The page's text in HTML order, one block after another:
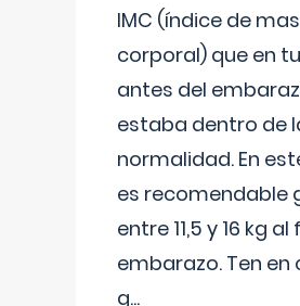
IMC (índice de
corporal) que en
antes del
estaba dentro de
normalidad. En
es recomendable
entre 11,5 y 16 kg
embarazo. Ten en
q...